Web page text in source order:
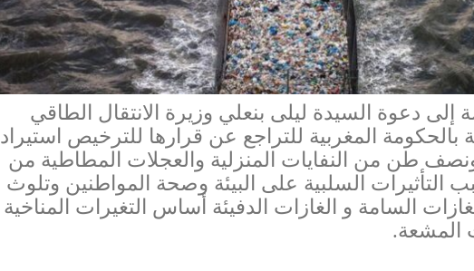
دعوة السيدة ليلى بنعلي وزيرة الانتقال الطاقي
بالحكومة المغربية للتراجع عن قرارها للترخيص استيراد
طن من النفايات المنزلية والعجلات المطاطية من
التأثيرات السلبية على البيئة وصحة المواطنين وتلوث
السامة و الغازات الدفيئة أساس التغيرات المناخية
المشعة.